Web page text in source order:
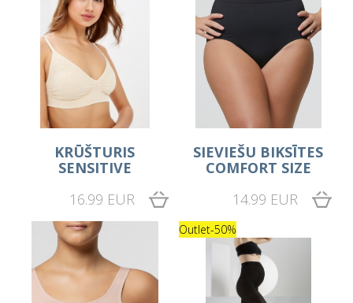
KRŪŠTURIS
SENSITIVE
16.99 EUR
SIEVIEŠU BIKSĪTES
COMFORT SIZE
14.99 EUR
Outlet-50%